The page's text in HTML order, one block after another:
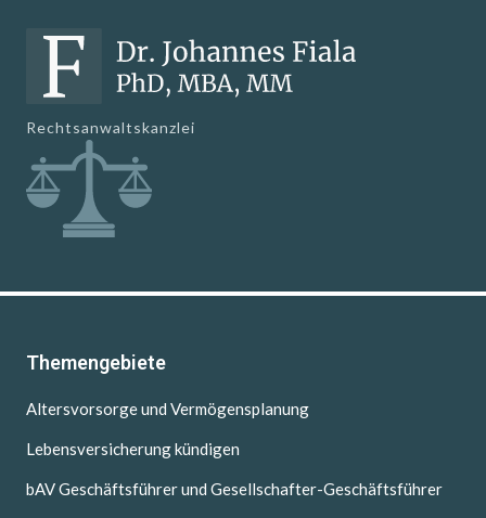
Rechtsanwaltskanzlei
Themengebiete
Altersvorsorge und Vermögensplanung
Lebensversicherung kündigen
bAV Geschäftsführer und Gesellschafter-Geschäftsführer